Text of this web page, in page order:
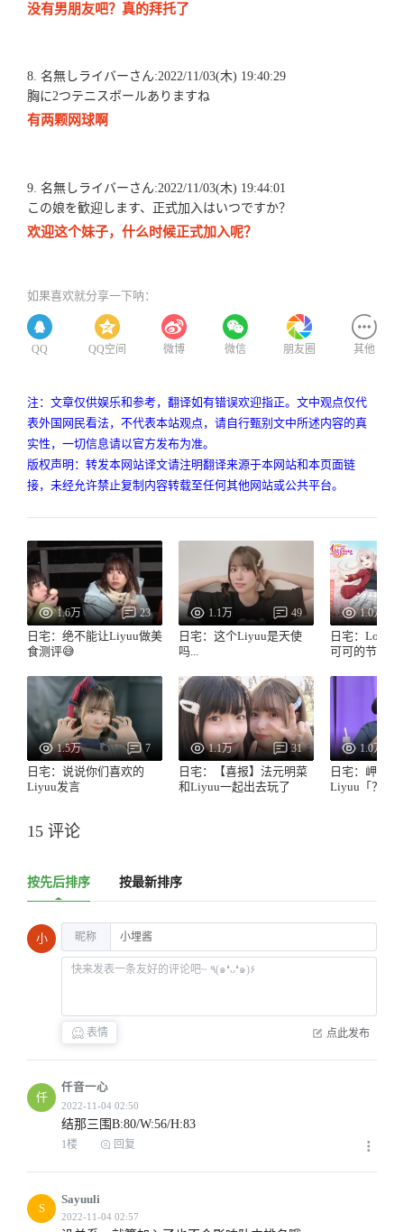
没有男朋友吧？真的拜托了
8. 名無しライバーさん:2022/11/03(木) 19:40:29
胸に2つテニスボールありますね
有两颗网球啊
9. 名無しライバーさん:2022/11/03(木) 19:44:01
この娘を歓迎します、正式加入はいつですか？
欢迎这个妹子，什么时候正式加入呢？
如果喜欢就分享一下呐：
QQ QQ空间 微博 微信 朋友圈 其他
注：文章仅供娱乐和参考，翻译如有错误欢迎指正。文中观点仅代
表外国网民看法，不代表本站观点，请自行甄别文中所述内容的真
实性，一切信息请以官方发布为准。
版权声明：转发本网站译文请注明翻译来源于本网站和本页面链
接，未经允许禁止复制内容转载至任何其他网站或公共平台。
1.6万 23
日宅：绝不能让Liyuu做美
食测评😅
1.5万 7
日宅：说说你们喜欢的
Liyuu发言
1.1万 49
日宅：这个Liyuu是天使
吗...
1.1万 31
日宅：【喜报】法元明菜
和Liyuu一起出去玩了
1.0万
日宅：
可可的节目第
1.0万
日宅：岬奈
Liyuu「？」
15 评论
按先后排序 按最新排序
小 昵称
表情 点此发布
仟
仟音一心
结那三围B:80/W:56/H:83
1楼 回复
S
Sayuuli